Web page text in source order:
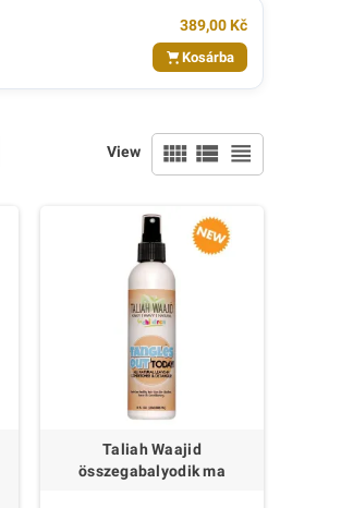
389,00 Kč
Kosárba
View view_comfy view_list view_headline
Taliah Waajid
összegabalyodik ma